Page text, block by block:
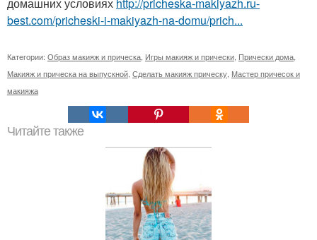
домашних условиях http://pricheska-makiyazh.ru-
best.com/pricheski-i-makiyazh-na-domu/prich...
Категории: Образ макияж и прическа, Игры макияж и прически, Прически дома,
Макияж и прическа на выпускной, Сделать макияж прическу, Мастер причесок и
макияжа
Читайте также